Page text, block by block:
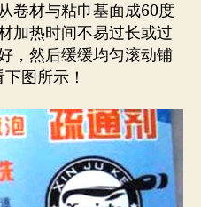
卷材与粘巾基面成60度
加热时间不易过长或过
，然后缓缓均匀滚动铺
图所示！